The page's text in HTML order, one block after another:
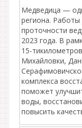
Медведица —
региона.
проточности
2023 года. В
15-
Михайловки,
комплекса
поможет
воды,
повысить